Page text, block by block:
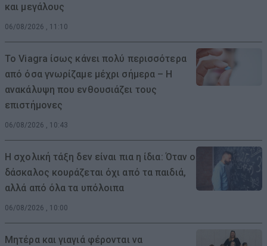
και μεγάλους
06/08/2026 , 11:10
Το Viagra ίσως κάνει πολύ περισσότερα
από όσα γνωρίζαμε μέχρι σήμερα – Η
ανακάλυψη που ενθουσιάζει τους
επιστήμονες
06/08/2026 , 10:43
Η σχολική τάξη δεν είναι πια η ίδια: Όταν ο
δάσκαλος κουράζεται όχι από τα παιδιά,
αλλά από όλα τα υπόλοιπα
06/08/2026 , 10:00
Μητέρα και γιαγιά φέρονται να